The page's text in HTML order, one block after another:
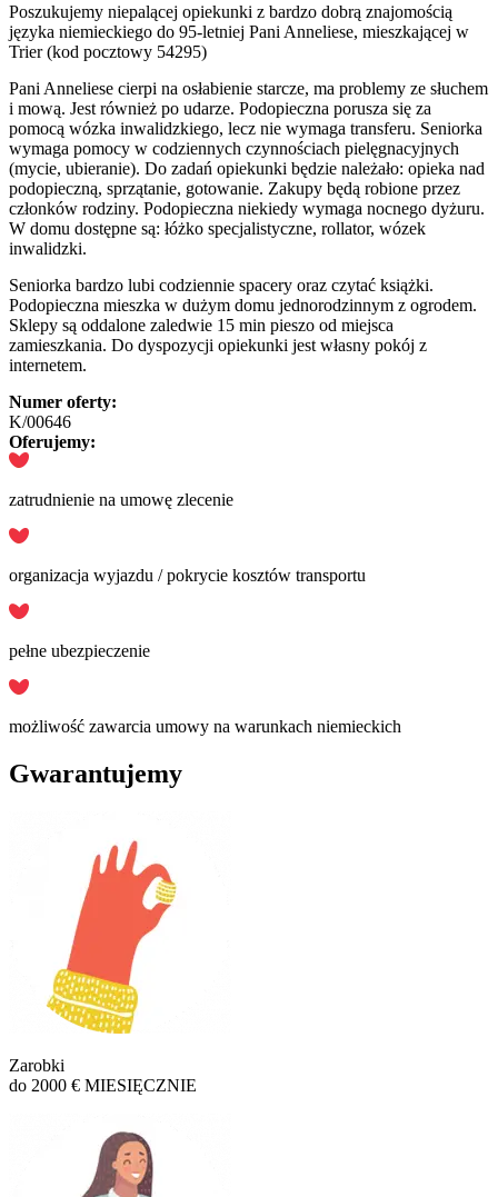
Poszukujemy niepalącej opiekunki z bardzo dobrą znajomością
języka niemieckiego do 95-letniej Pani Anneliese, mieszkającej w
Trier (kod pocztowy 54295)
Pani Anneliese cierpi na osłabienie starcze, ma problemy ze słuchem
i mową. Jest również po udarze. Podopieczna porusza się za
pomocą wózka inwalidzkiego, lecz nie wymaga transferu. Seniorka
wymaga pomocy w codziennych czynnościach pielęgnacyjnych
(mycie, ubieranie). Do zadań opiekunki będzie należało: opieka nad
podopieczną, sprzątanie, gotowanie. Zakupy będą robione przez
członków rodziny. Podopieczna niekiedy wymaga nocnego dyżuru.
W domu dostępne są: łóżko specjalistyczne, rollator, wózek
inwalidzki.
Seniorka bardzo lubi codziennie spacery oraz czytać książki.
Podopieczna mieszka w dużym domu jednorodzinnym z ogrodem.
Sklepy są oddalone zaledwie 15 min pieszo od miejsca
zamieszkania. Do dyspozycji opiekunki jest własny pokój z
internetem.
Numer oferty:
K/00646
Oferujemy:
zatrudnienie na umowę zlecenie
organizacja wyjazdu / pokrycie kosztów transportu
pełne ubezpieczenie
możliwość zawarcia umowy na warunkach niemieckich
Gwarantujemy
Zarobki
do 2000 € MIESIĘCZNIE